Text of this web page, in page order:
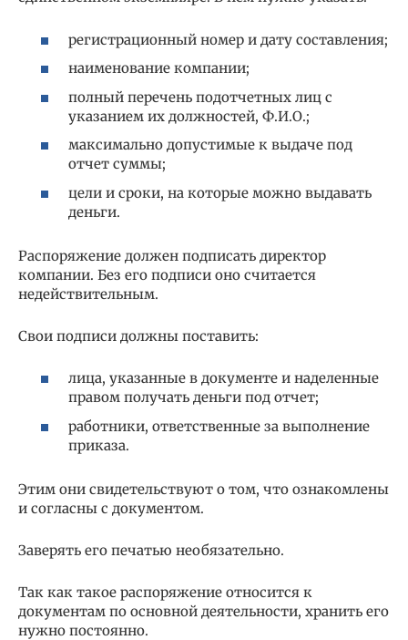
регистрационный номер и дату составления;
наименование компании;
полный перечень подотчетных лиц с
указанием их должностей, Ф.И.О.;
максимально допустимые к выдаче под
отчет суммы;
цели и сроки, на которые можно выдавать
деньги.
Распоряжение должен подписать директор
компании. Без его подписи оно считается
недействительным.
Свои подписи должны поставить:
лица, указанные в документе и наделенные
правом получать деньги под отчет;
работники, ответственные за выполнение
приказа.
Этим они свидетельствуют о том, что ознакомлены
и согласны с документом.
Заверять его печатью необязательно.
Так как такое распоряжение относится к
документам по основной деятельности, хранить его
нужно постоянно.